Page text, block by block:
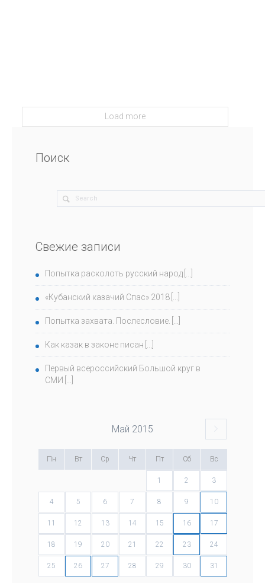
Load more
Поиск
Свежие записи
Попытка расколоть русский народ
«Кубанский казачий Спас» 2018
Попытка захвата. Послесловие.
Как казак в законе писан
Первый всероссийский Большой круг в
СМИ
Май 2015
Пн Вт Ср Чт Пт Сб Вс
1 2 3
4 5 6 7 8 9 10
11 12 13 14 15 16 17
18 19 20 21 22 23 24
25 26 27 28 29 30 31